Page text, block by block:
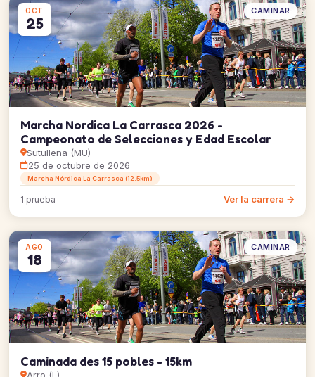
OCT
25
CAMINAR
Marcha Nordica La Carrasca 2026 -
Campeonato de Selecciones y Edad Escolar
Sutullena (MU)
25 de octubre de 2026
Marcha Nórdica La Carrasca (12.5km)
1 prueba Ver la carrera →
AGO
18
CAMINAR
Caminada des 15 pobles - 15km